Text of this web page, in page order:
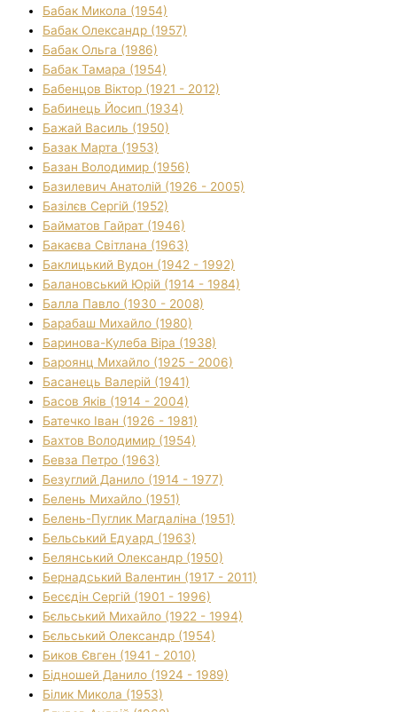
Бабак Микола (1954)
Бабак Олександр (1957)
Бабак Ольга (1986)
Бабак Тамара (1954)
Бабенцов Віктор (1921 - 2012)
Бабинець Йосип (1934)
Бажай Василь (1950)
Базак Марта (1953)
Базан Володимир (1956)
Базилевич Анатолій (1926 - 2005)
Базілєв Сергій (1952)
Байматов Гайрат (1946)
Бакаєва Світлана (1963)
Баклицький Вудон (1942 - 1992)
Балановський Юрій (1914 - 1984)
Балла Павло (1930 - 2008)
Барабаш Михайло (1980)
Баринова-Кулеба Віра (1938)
Бароянц Михайло (1925 - 2006)
Басанець Валерій (1941)
Басов Яків (1914 - 2004)
Батечко Іван (1926 - 1981)
Бахтов Володимир (1954)
Бевза Петро (1963)
Безуглий Данило (1914 - 1977)
Белень Михайло (1951)
Белень-Пуглик Магдаліна (1951)
Бельський Едуард (1963)
Белянський Олександр (1950)
Бернадський Валентин (1917 - 2011)
Бесєдін Сергій (1901 - 1996)
Бєльський Михайло (1922 - 1994)
Бєльський Олександр (1954)
Биков Євген (1941 - 2010)
Бідношей Данило (1924 - 1989)
Білик Микола (1953)